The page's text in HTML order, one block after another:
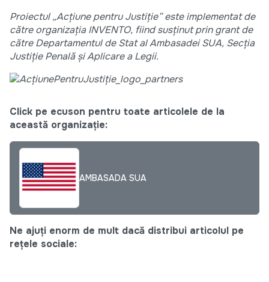
Proiectul „Acțiune pentru Justiție” este implementat de
către organizația INVENTO, fiind susținut prin grant de
către Departamentul de Stat al Ambasadei SUA, Secția
Justiție Penală și Aplicare a Legii.
Click pe ecuson pentru toate articolele de la
această organizație:
AMBASADA SUA
Ne ajuți enorm de mult dacă distribui articolul pe
rețele sociale: